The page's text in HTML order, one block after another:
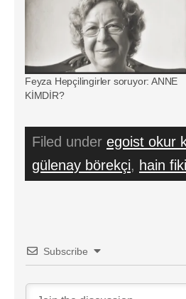
Feyza Hepçilingirler soruyor: ANNE
KİMDİR?
Filed under egoist okur
gülenay börekçi, hain
Subscribe